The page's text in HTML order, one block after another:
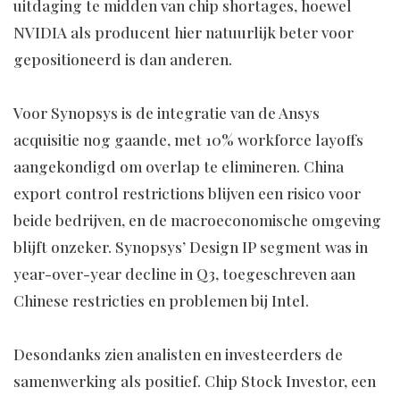
uitdaging te midden van chip shortages, hoewel
NVIDIA als producent hier natuurlijk beter voor
gepositioneerd is dan anderen.
Voor Synopsys is de integratie van de Ansys
acquisitie nog gaande, met 10% workforce layoffs
aangekondigd om overlap te elimineren. China
export control restrictions blijven een risico voor
beide bedrijven, en de macroeconomische omgeving
blijft onzeker. Synopsys’ Design IP segment was in
year-over-year decline in Q3, toegeschreven aan
Chinese restricties en problemen bij Intel.
Desondanks zien analisten en investeerders de
samenwerking als positief. Chip Stock Investor, een